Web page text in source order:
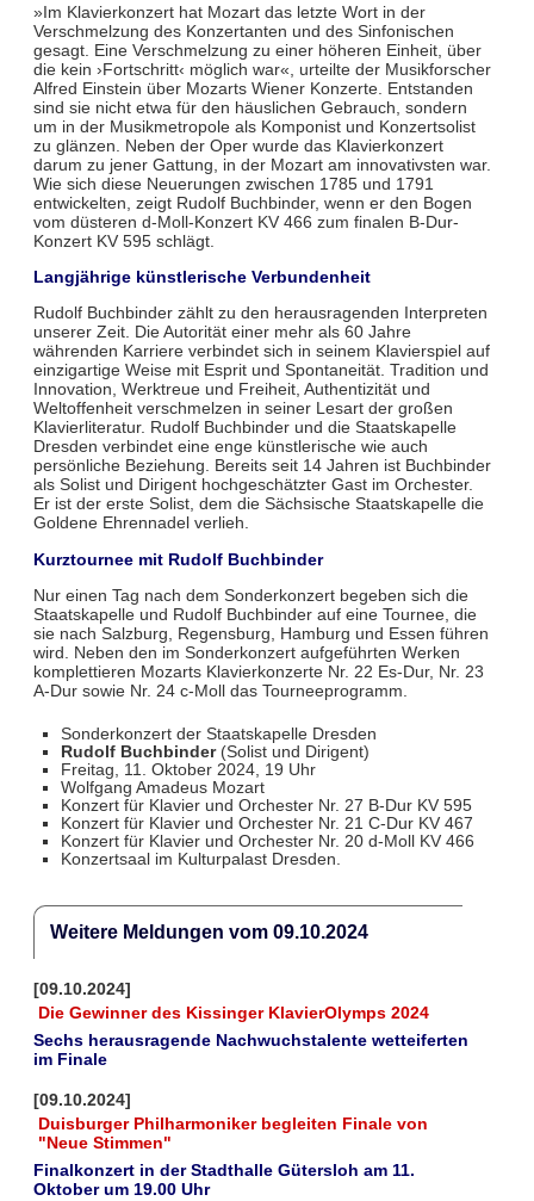
»Im Klavierkonzert hat Mozart das letzte Wort in der
Verschmelzung des Konzertanten und des Sinfonischen
gesagt. Eine Verschmelzung zu einer höheren Einheit, über
die kein ›Fortschritt‹ möglich war«, urteilte der Musikforscher
Alfred Einstein über Mozarts Wiener Konzerte. Entstanden
sind sie nicht etwa für den häuslichen Gebrauch, sondern
um in der Musikmetropole als Komponist und Konzertsolist
zu glänzen. Neben der Oper wurde das Klavierkonzert
darum zu jener Gattung, in der Mozart am innovativsten war.
Wie sich diese Neuerungen zwischen 1785 und 1791
entwickelten, zeigt Rudolf Buchbinder, wenn er den Bogen
vom düsteren d-Moll-Konzert KV 466 zum finalen B-Dur-
Konzert KV 595 schlägt.
Langjährige künstlerische Verbundenheit
Rudolf Buchbinder zählt zu den herausragenden Interpreten
unserer Zeit. Die Autorität einer mehr als 60 Jahre
währenden Karriere verbindet sich in seinem Klavierspiel auf
einzigartige Weise mit Esprit und Spontaneität. Tradition und
Innovation, Werktreue und Freiheit, Authentizität und
Weltoffenheit verschmelzen in seiner Lesart der großen
Klavierliteratur. Rudolf Buchbinder und die Staatskapelle
Dresden verbindet eine enge künstlerische wie auch
persönliche Beziehung. Bereits seit 14 Jahren ist Buchbinder
als Solist und Dirigent hochgeschätzter Gast im Orchester.
Er ist der erste Solist, dem die Sächsische Staatskapelle die
Goldene Ehrennadel verlieh.
Kurztournee mit Rudolf Buchbinder
Nur einen Tag nach dem Sonderkonzert begeben sich die
Staatskapelle und Rudolf Buchbinder auf eine Tournee, die
sie nach Salzburg, Regensburg, Hamburg und Essen führen
wird. Neben den im Sonderkonzert aufgeführten Werken
komplettieren Mozarts Klavierkonzerte Nr. 22 Es-Dur, Nr. 23
A-Dur sowie Nr. 24 c-Moll das Tourneeprogramm.
Sonderkonzert der Staatskapelle Dresden
Rudolf Buchbinder(Solist und Dirigent)
Freitag, 11. Oktober 2024, 19 Uhr
Wolfgang Amadeus Mozart
Konzert für Klavier und Orchester Nr. 27 B-Dur KV 595
Konzert für Klavier und Orchester Nr. 21 C-Dur KV 467
Konzert für Klavier und Orchester Nr. 20 d-Moll KV 466
Konzertsaal im Kulturpalast Dresden.
Weitere Meldungen vom 09.10.2024
[09.10.2024]
Die Gewinner des Kissinger KlavierOlymps 2024
Sechs herausragende Nachwuchstalente wetteiferten
im Finale
[09.10.2024]
Duisburger Philharmoniker begleiten Finale von
"Neue Stimmen"
Finalkonzert in der Stadthalle Gütersloh am 11.
Oktober um 19.00 Uhr